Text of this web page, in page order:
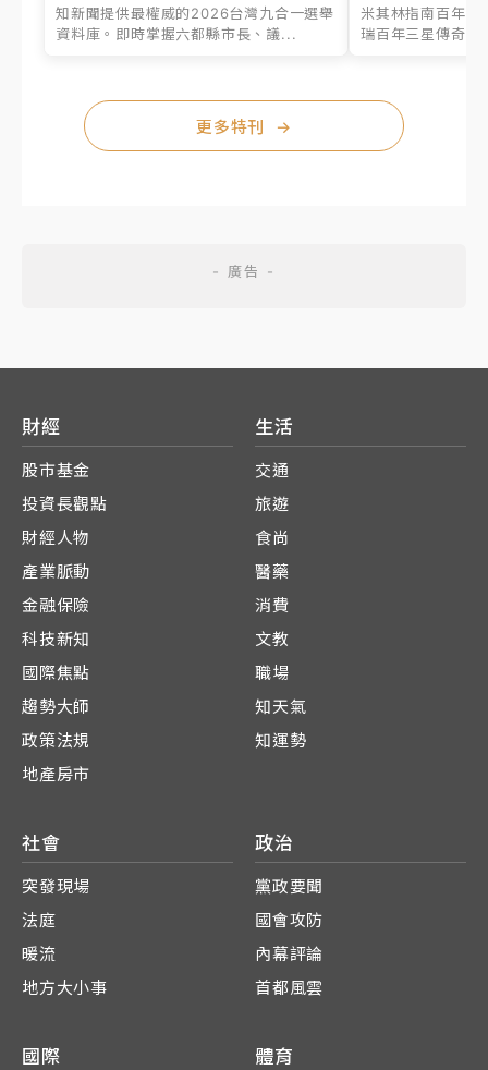
知新聞提供最權威的2026台灣九合一選舉
資料庫。即時掌握六都縣市長、議...
米其林指南百年之
瑞百年三星傳奇、
更多特刊 →
財經
股市基金
投資長觀點
財經人物
產業脈動
金融保險
科技新知
國際焦點
趨勢大師
政策法規
地產房市
生活
交通
旅遊
食尚
醫藥
消費
文教
職場
知天氣
知運勢
社會
突發現場
法庭
暖流
地方大小事
政治
黨政要聞
國會攻防
內幕評論
首都風雲
國際 體育